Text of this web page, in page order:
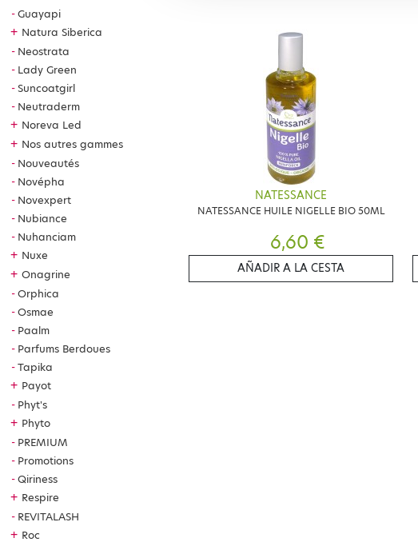
Guayapi
+ Natura Siberica
Neostrata
Lady Green
Suncoatgirl
Neutraderm
+ Noreva Led
+ Nos autres gammes
Nouveautés
Novépha
Novexpert
Nubiance
Nuhanciam
+ Nuxe
+ Onagrine
Orphica
Osmae
Paalm
Parfums Berdoues
Tapika
+ Payot
Phyt's
+ Phyto
PREMIUM
Promotions
Qiriness
+ Respire
REVITALASH
+ Roc
NATESSANCE
NATESSANCE HUILE NIGELLE BIO 50ML
6,60 €
AÑADIR A LA CESTA